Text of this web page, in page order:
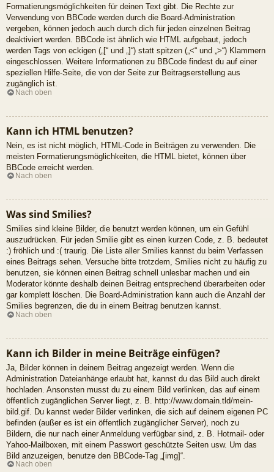
Formatierungsmöglichkeiten für deinen Text gibt. Die Rechte zur
Verwendung von BBCode werden durch die Board-Administration
vergeben, können jedoch auch durch dich für jeden einzelnen Beitrag
deaktiviert werden. BBCode ist ähnlich wie HTML aufgebaut, jedoch
werden Tags von eckigen („[“ und „]“) statt spitzen („<“ und „>“) Klammern
eingeschlossen. Weitere Informationen zu BBCode findest du auf einer
speziellen Hilfe-Seite, die von der Seite zur Beitragserstellung aus
zugänglich ist.
Nach oben
Kann ich HTML benutzen?
Nein, es ist nicht möglich, HTML-Code in Beiträgen zu verwenden. Die
meisten Formatierungsmöglichkeiten, die HTML bietet, können über
BBCode erreicht werden.
Nach oben
Was sind Smilies?
Smilies sind kleine Bilder, die benutzt werden können, um ein Gefühl
auszudrücken. Für jeden Smilie gibt es einen kurzen Code, z. B. bedeutet
:) fröhlich und :( traurig. Die Liste aller Smilies kannst du beim Verfassen
eines Beitrags sehen. Versuche bitte trotzdem, Smilies nicht zu häufig zu
benutzen, sie können einen Beitrag schnell unlesbar machen und ein
Moderator könnte deshalb deinen Beitrag entsprechend überarbeiten oder
gar komplett löschen. Die Board-Administration kann auch die Anzahl der
Smilies begrenzen, die du in einem Beitrag benutzen kannst.
Nach oben
Kann ich Bilder in meine Beiträge einfügen?
Ja, Bilder können in deinem Beitrag angezeigt werden. Wenn die
Administration Dateianhänge erlaubt hat, kannst du das Bild auch direkt
hochladen. Ansonsten musst du zu einem Bild verlinken, das auf einem
öffentlich zugänglichen Server liegt, z. B. http://www.domain.tld/mein-
bild.gif. Du kannst weder Bilder verlinken, die sich auf deinem eigenen PC
befinden (außer es ist ein öffentlich zugänglicher Server), noch zu
Bildern, die nur nach einer Anmeldung verfügbar sind, z. B. Hotmail- oder
Yahoo-Mailboxen, mit einem Passwort geschützte Seiten usw. Um das
Bild anzuzeigen, benutze den BBCode-Tag „[img]“.
Nach oben